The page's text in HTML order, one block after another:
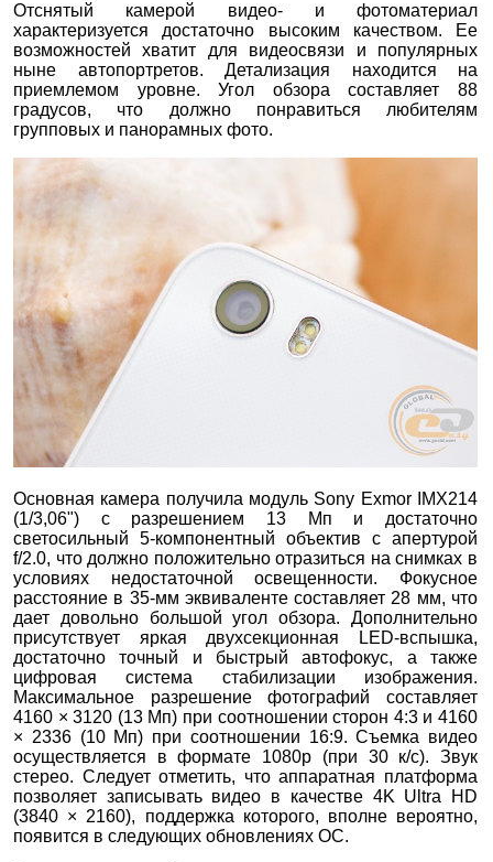
Отснятый камерой видео- и фотоматериал
характеризуется достаточно высоким качеством. Ее
возможностей хватит для видеосвязи и популярных
ныне автопортретов. Детализация находится на
приемлемом уровне. Угол обзора составляет 88
градусов, что должно понравиться любителям
групповых и панорамных фото.
Основная камера получила модуль Sony Exmor IMX214
(1/3,06") с разрешением 13 Мп и достаточно
светосильный 5-компонентный объектив с апертурой
f/2.0, что должно положительно отразиться на снимках в
условиях недостаточной освещенности. Фокусное
расстояние в 35-мм эквиваленте составляет 28 мм, что
дает довольно большой угол обзора. Дополнительно
присутствует яркая двухсекционная LED-вспышка,
достаточно точный и быстрый автофокус, а также
цифровая система стабилизации изображения.
Максимальное разрешение фотографий составляет
4160 × 3120 (13 Мп) при соотношении сторон 4:3 и 4160
× 2336 (10 Мп) при соотношении 16:9. Съемка видео
осуществляется в формате 1080p (при 30 к/с). Звук
стерео. Следует отметить, что аппаратная платформа
позволяет записывать видео в качестве 4K Ultra HD
(3840 × 2160), поддержка которого, вполне вероятно,
появится в следующих обновлениях ОС.